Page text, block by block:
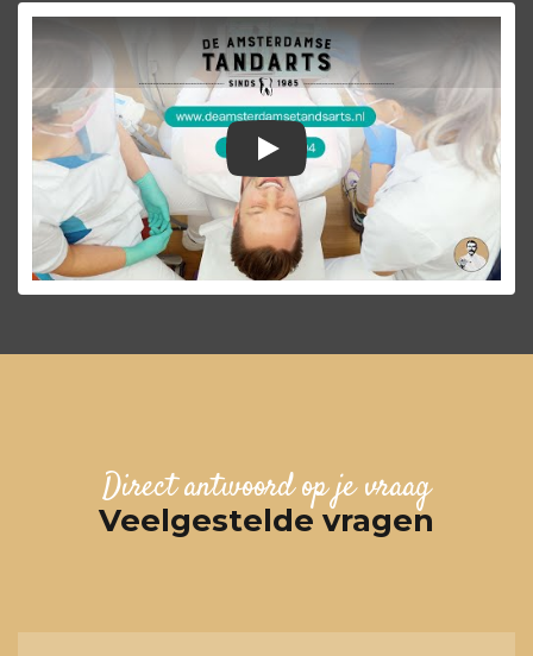
Praktijkvideo De
Direct antwoord op je vraag
Veelgestelde vragen